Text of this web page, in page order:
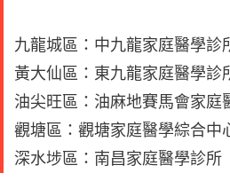
九龍城區：中九龍家庭醫學診
黃大仙區：東九龍家庭醫學診
油尖旺區：油麻地賽馬會家庭
觀塘區：觀塘家庭醫學綜合中
深水埗區：南昌家庭醫學診所